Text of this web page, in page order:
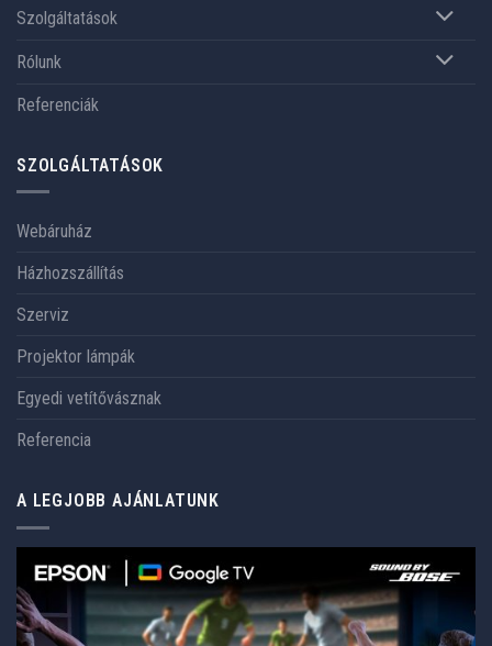
Szolgáltatások
Rólunk
Referenciák
SZOLGÁLTATÁSOK
Webáruház
Házhozszállítás
Szerviz
Projektor lámpák
Egyedi vetítővásznak
Referencia
A LEGJOBB AJÁNLATUNK